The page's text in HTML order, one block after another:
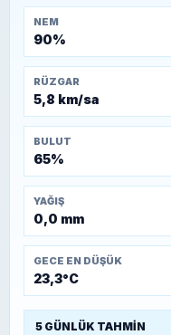
NEM
90%
RÜZGAR
5,8 km/sa
BULUT
65%
YAĞIŞ
0,0 mm
GECE EN DÜŞÜK
23,3°C
5 GÜNLÜK TAHMIN